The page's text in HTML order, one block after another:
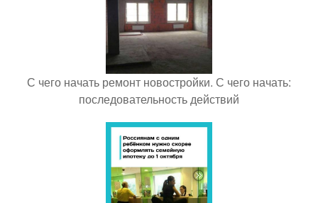
С чего начать ремонт новостройки. С чего начать:
последовательность действий